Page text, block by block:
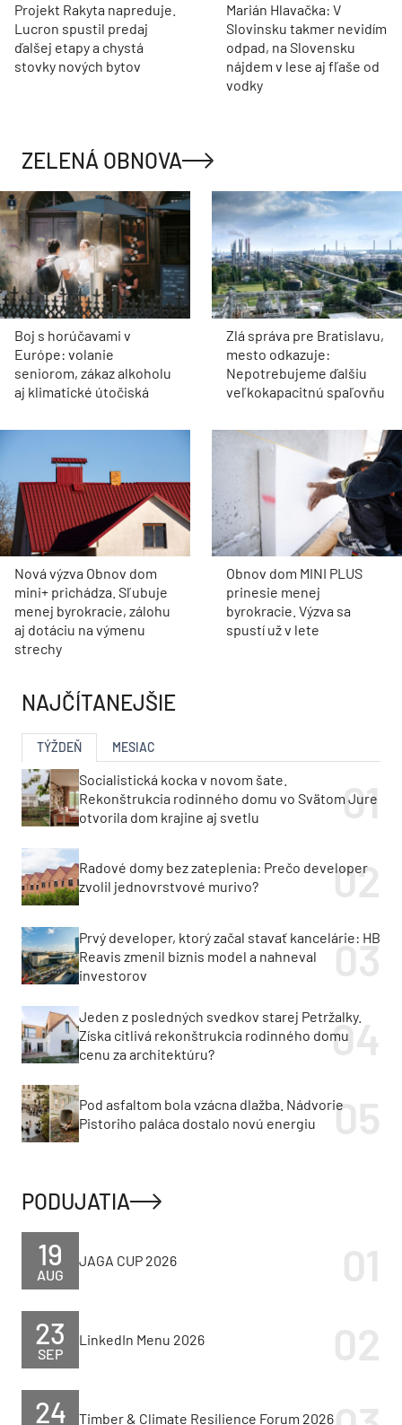
Projekt Rakyta napreduje.
Lucron spustil predaj
ďalšej etapy a chystá
stovky nových bytov
Marián Hlavačka: V
Slovinsku takmer nevidím
odpad, na Slovensku
nájdem v lese aj fľaše od
vodky
ZELENÁ OBNOVA
Boj s horúčavami v
Európe: volanie
seniorom, zákaz alkoholu
aj klimatické útočiská
Zlá správa pre Bratislavu,
mesto odkazuje:
Nepotrebujeme ďalšiu
veľkokapacitnú spaľovňu
Nová výzva Obnov dom
mini+ prichádza. Sľubuje
menej byrokracie, zálohu
aj dotáciu na výmenu
strechy
Obnov dom MINI PLUS
prinesie menej
byrokracie. Výzva sa
spustí už v lete
NAJČÍTANEJŠIE
TÝŽDEŇ MESIAC
Socialistická kocka v novom šate.
Rekonštrukcia rodinného domu vo Svätom Jure
otvorila dom krajine aj svetlu
Radové domy bez zateplenia: Prečo developer
zvolil jednovrstvové murivo?
Prvý developer, ktorý začal stavať kancelárie: HB
Reavis zmenil biznis model a nahneval
investorov
Jeden z posledných svedkov starej Petržalky.
Získa citlivá rekonštrukcia rodinného domu
cenu za architektúru?
Pod asfaltom bola vzácna dlažba. Nádvorie
Pistoriho paláca dostalo novú energiu
PODUJATIA
AUG
19 JAGA CUP 2026
SEP
23 LinkedIn Menu 2026
24 Timber & Climate Resilience Forum 2026